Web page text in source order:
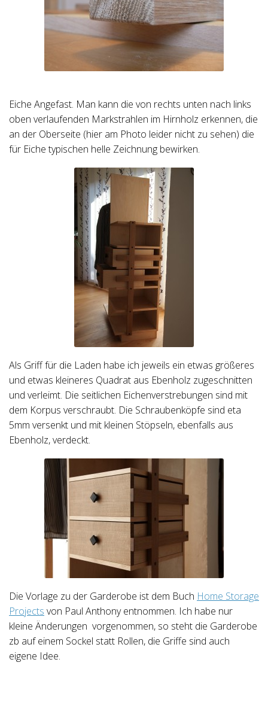
Eiche Angefast. Man kann die von rechts unten nach links
oben verlaufenden Markstrahlen im Hirnholz erkennen, die
an der Oberseite (hier am Photo leider nicht zu sehen) die
für Eiche typischen helle Zeichnung bewirken.
Als Griff für die Laden habe ich jeweils ein etwas größeres
und etwas kleineres Quadrat aus Ebenholz zugeschnitten
und verleimt. Die seitlichen Eichenverstrebungen sind mit
dem Korpus verschraubt. Die Schraubenköpfe sind eta
5mm versenkt und mit kleinen Stöpseln, ebenfalls aus
Ebenholz, verdeckt.
Die Vorlage zu der Garderobe ist dem Buch Home Storage
Projects von Paul Anthony entnommen. Ich habe nur
kleine Änderungen vorgenommen, so steht die Garderobe
zb auf einem Sockel statt Rollen, die Griffe sind auch
eigene Idee.